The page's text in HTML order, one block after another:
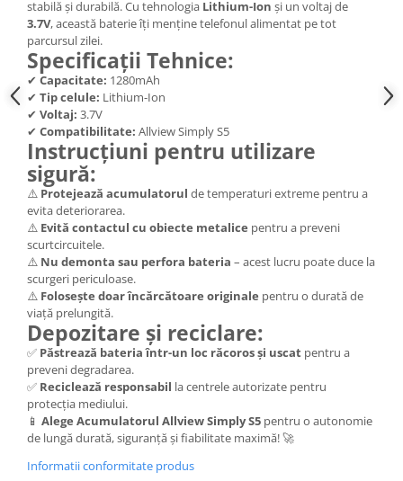
Nokia
Samsung
Sony
Display
Acer
Alcatel
Allview
Asus
Asus
Blackberry
Blackview
Display Oneplus
HTC
HTC
Huawei
Iphone
IPOD
Lenovo
LG
Motorola
stabilă și durabilă. Cu tehnologia Lithium-Ion și un voltaj de
3.7V, această baterie îți menține telefonul alimentat pe tot
parcursul zilei.
Specificații Tehnice:
✔ Capacitate: 1280mAh
✔ Tip celule: Lithium-Ion
✔ Voltaj: 3.7V
✔ Compatibilitate: Allview Simply S5
Instrucțiuni pentru utilizare
sigură:
⚠️ Protejează acumulatorul de temperaturi extreme pentru a
evita deteriorarea.
⚠️ Evită contactul cu obiecte metalice pentru a preveni
scurtcircuitele.
⚠️ Nu demonta sau perfora bateria – acest lucru poate duce la
scurgeri periculoase.
⚠️ Folosește doar încărcătoare originale pentru o durată de
viață prelungită.
Depozitare și reciclare:
✅ Păstrează bateria într-un loc răcoros și uscat pentru a
preveni degradarea.
✅ Reciclează responsabil la centrele autorizate pentru
protecția mediului.
📱 Alege Acumulatorul Allview Simply S5 pentru o autonomie
de lungă durată, siguranță și fiabilitate maximă! 🚀
Informatii conformitate produs